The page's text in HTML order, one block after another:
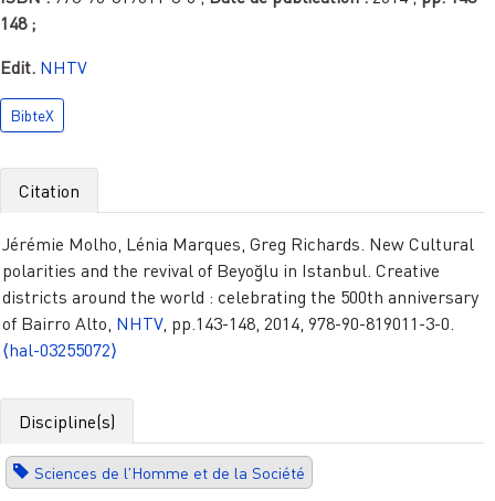
148 ;
Edit. NHTV
BibteX
Citation
Jérémie Molho, Lénia Marques, Greg Richards. New Cultural
polarities and the revival of Beyoğlu in Istanbul. Creative
districts around the world : celebrating the 500th anniversary
of Bairro Alto, NHTV, pp.143-148, 2014, 978-90-819011-3-0.
⟨hal-03255072⟩
Discipline(s)
Sciences de l'Homme et de la Société